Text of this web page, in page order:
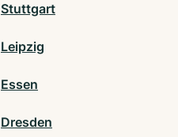
Stuttgart
Leipzig
Essen
Dresden